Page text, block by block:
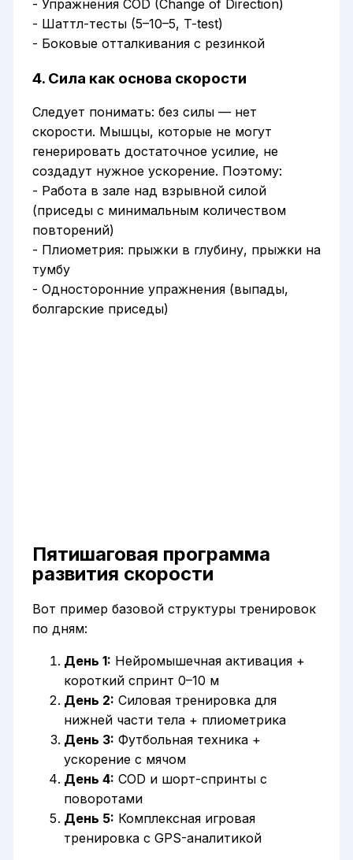
- Упражнения COD (Change of Direction)
- Шаттл-тесты (5–10–5, T-test)
- Боковые отталкивания с резинкой
4. Сила как основа скорости
Следует понимать: без силы — нет
скорости. Мышцы, которые не могут
генерировать достаточное усилие, не
создадут нужное ускорение. Поэтому:
- Работа в зале над взрывной силой
(приседы с минимальным количеством
повторений)
- Плиометрия: прыжки в глубину, прыжки на
тумбу
- Односторонние упражнения (выпады,
болгарские приседы)
Пятишаговая программа
развития скорости
Вот пример базовой структуры тренировок
по дням:
День 1: Нейромышечная активация +
короткий спринт 0–10 м
День 2: Силовая тренировка для
нижней части тела + плиометрика
День 3: Футбольная техника +
ускорение с мячом
День 4: COD и шорт-спринты с
поворотами
День 5: Комплексная игровая
тренировка с GPS-аналитикой